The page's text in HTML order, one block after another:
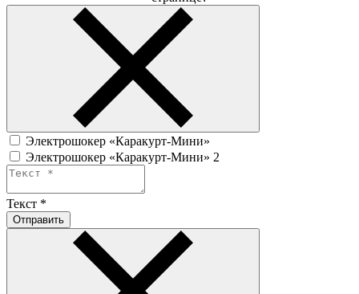
Электрошокер «Каракурт-Мини»
Электрошокер «Каракурт-Мини» 2
Текст *
Отправить